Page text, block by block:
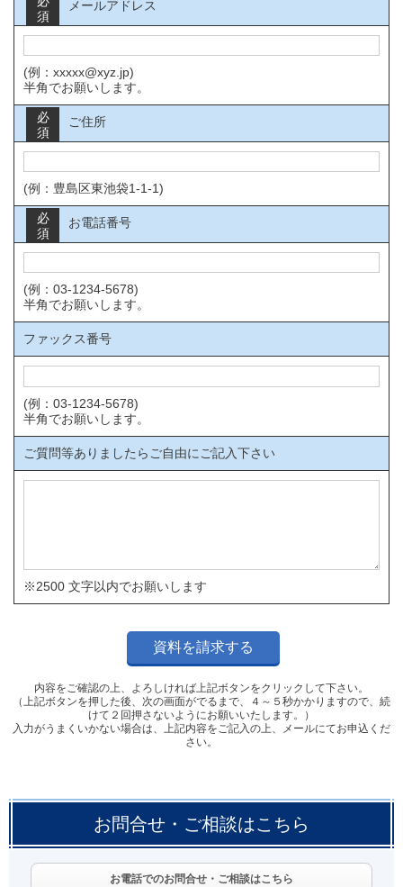
メールアドレス
須
(例：xxxxx@xyz.jp)
半角でお願いします。
ご住所
必
須
(例：豊島区東池袋1-1-1)
お電話番号
必
須
(例：03-1234-5678)
半角でお願いします。
ファックス番号
(例：03-1234-5678)
半角でお願いします。
ご質問等ありましたらご自由にご記入下さい
※2500 文字以内でお願いします
内容をご確認の上、よろしければ上記ボタンをクリックして下さい。
（上記ボタンを押した後、次の画面がでるまで、４～５秒かかりますので、続
けて２回押さないようにお願いいたします。）
入力がうまくいかない場合は、上記内容をご記入の上、メールにてお申込くだ
さい。
お問合せ・ご相談はこちら
お電話でのお問合せ・ご相談はこちら